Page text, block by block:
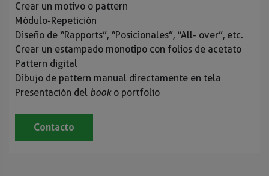
Crear un motivo o pattern
Módulo-Repetición
Diseño de “Rapports”, “Posicionales”, “All- over”, etc.
Crear un estampado monotipo con folios de acetato
Pattern digital
Dibujo de pattern manual directamente en tela
Presentación del booko portfolio
Contacto